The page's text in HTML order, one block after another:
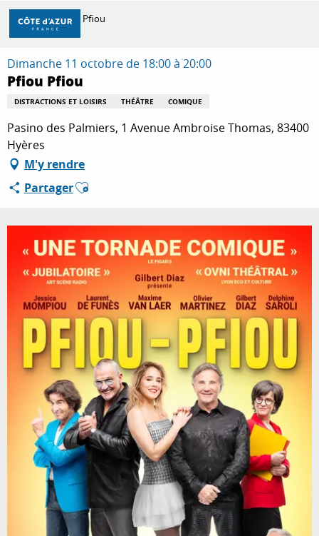
Aller
contenu
principal
DÉCOUVRIR
À FAIRE
SÉJOURNER
Accueil Pfiou Pfiou
Dimanche 11 octobre de 18:00 à 20:00
Pfiou Pfiou
DISTRACTIONS ET LOISIRS THÉÂTRE COMIQUE
Pasino des Palmiers, 1 Avenue Ambroise Thomas, 83400
Hyères
M'y rendre
PartagerAjouter aux favoris